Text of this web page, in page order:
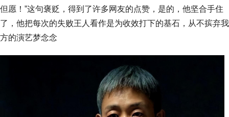
但愿！”这句褒贬，得到了许多网友的点赞，是的，他坚合手住
了，他把每次的失败王人看作是为收效打下的基石，从不摈弃我
方的演艺梦念念